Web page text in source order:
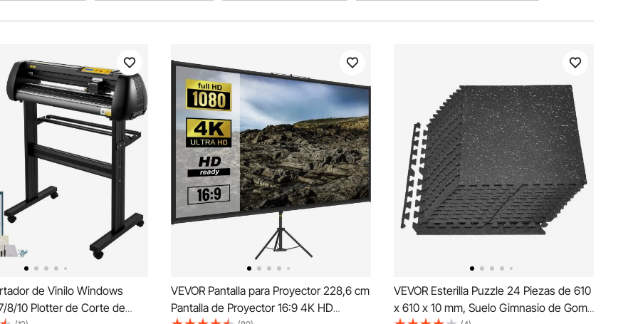
de Vinilo Windows
8/10 Plotter de Corte de
VEVOR Pantalla para Proyector 228,6 cm
Pantalla de Proyector 16:9 4K HD
VEVOR Esterilla Puzzle 24 Piezas de 610
x 610 x 10 mm, Suelo Gimnasio de Goma